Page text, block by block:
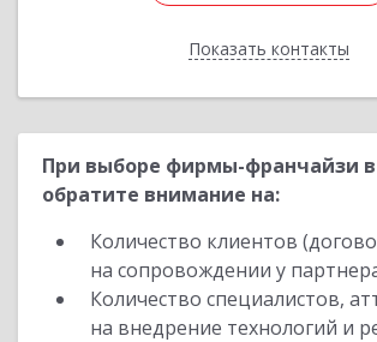
Показать контакты
Назад
При выборе фирмы-франчайзи
обратите внимание на:
Количество клиентов
на сопровождении у
Количество специалистов,
на внедрение технологий и